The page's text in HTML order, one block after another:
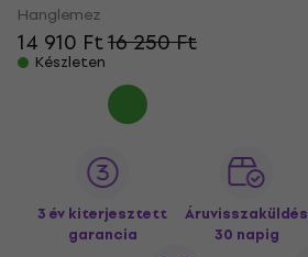
Hanglemez
14 910 Ft16 250 Ft
Készleten
3 év kiterjesztett
garancia
Áruvisszaküldés
30 napig